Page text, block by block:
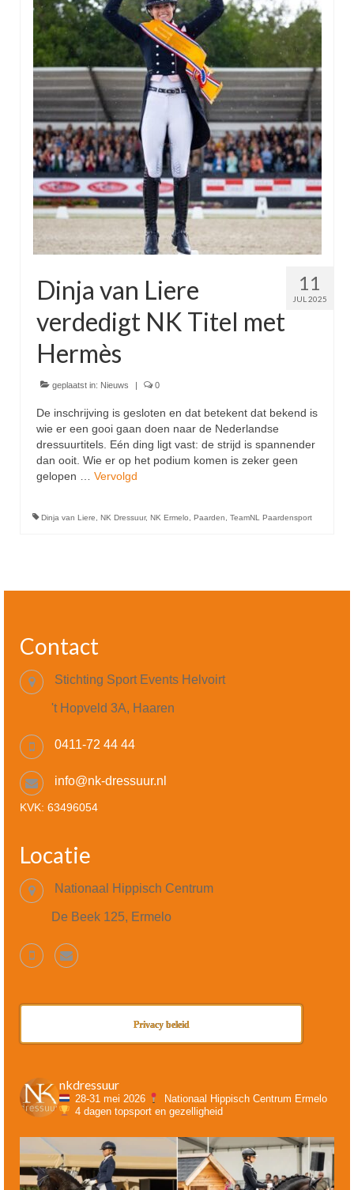
Winnaars
Stands
Zakelijk
Pers
Contact
Kom gezellig helpen tijdens het NK Dressuur!
11
JUL 2025
Dinja van Liere
verdedigt NK Titel met
Hermès
geplaatst in: Nieuws | 0
De inschrijving is gesloten en dat betekent dat bekend is
wie er een gooi gaan doen naar de Nederlandse
dressuurtitels. Eén ding ligt vast: de strijd is spannender
dan ooit. Wie er op het podium komen is zeker geen
gelopen … Vervolgd
Dinja van Liere NK Dressuur, NK Ermelo Paarden TeamNL Paardensport
Contact
Stichting Sport Events Helvoirt
't Hopveld 3A, Haaren
0411-72 44 44
info@nk-dressuur.nl
KVK: 63496054
Locatie
Nationaal Hippisch Centrum
De Beek 125, Ermelo
Privacy beleid
nkdressuur
28-31 mei 2026
Nationaal Hippisch Centrum Ermelo
4 dagen topsport en gezelligheid